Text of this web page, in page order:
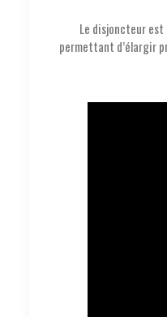
Le disjoncteur
permettant d’élargir